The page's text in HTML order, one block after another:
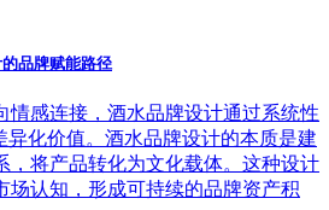
品牌赋能路径
情感连接，酒水品牌设计通过系统性
异化价值。酒水品牌设计的本质是建
，将产品转化为文化载体。这种设计
场认知，形成可持续的品牌资产积